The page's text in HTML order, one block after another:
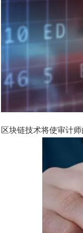
区块链技术将使审计